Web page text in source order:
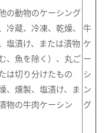
の動物のケーシング
冷蔵、冷凍、乾燥、
塩漬け、または漬物
、魚を除く）、丸ご
は切り分けたもの
燥、燻製、塩漬け、ま
物の牛肉ケーシン
牛
ケ
ー
シ
ン
グ